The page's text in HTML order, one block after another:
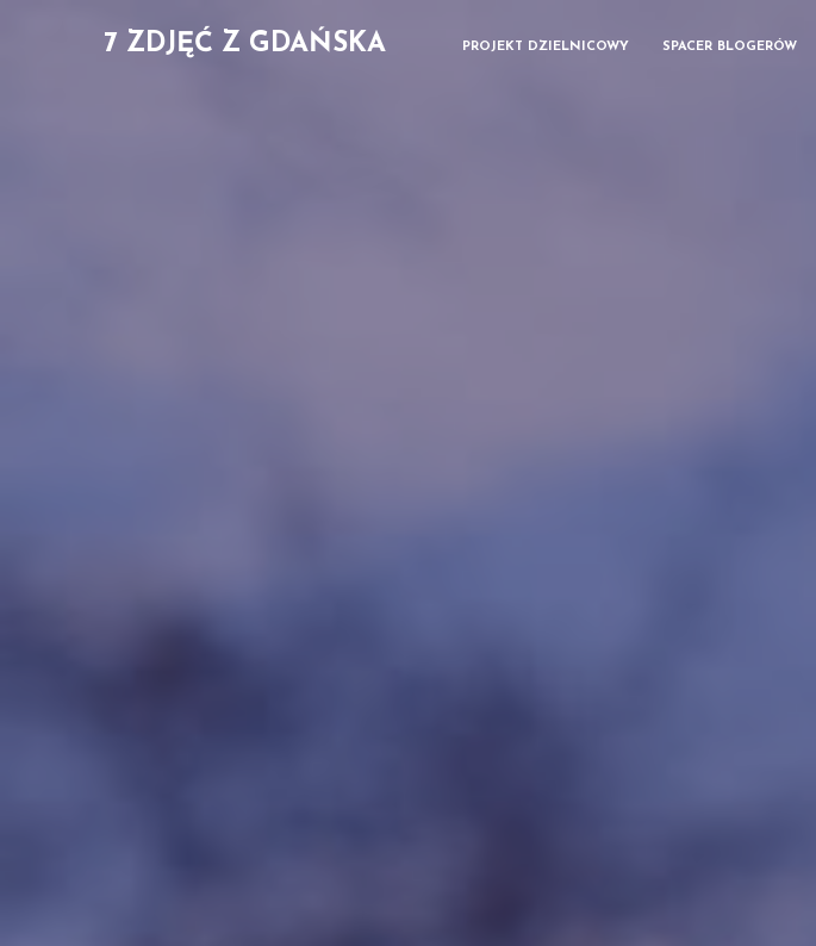
7 ZDJĘĆ Z GDAŃSKA PROJEKT DZIELNICOWY SPACER BLOGERÓW